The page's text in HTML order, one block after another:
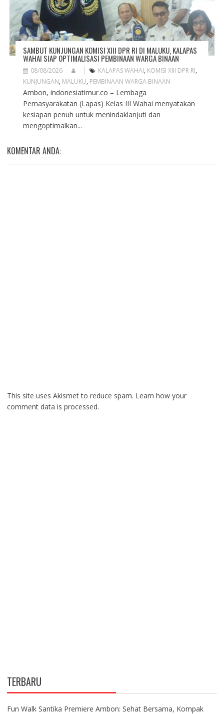
SAMBUT KUNJUNGAN KOMISI XIII DPR RI DI MALUKU, KALAPAS
WAHAI SIAP OPTIMALISASI PEMBINAAN WARGA BINAAN
08/08/2026 KALAPAS WAHAI, KOMISI XIII DPR RI,
KUNJUNGAN, MALUKU, PEMBINAAN WARGA BINAAN
Ambon, indonesiatimur.co – Lembaga
Pemasyarakatan (Lapas) Kelas III Wahai menyatakan
kesiapan penuh untuk menindaklanjuti dan
mengoptimalkan...
KOMENTAR ANDA:
This site uses Akismet to reduce spam. Learn how your
comment data is processed.
TERBARU
Fun Walk Santika Premiere Ambon: Sehat Bersama, Kompak